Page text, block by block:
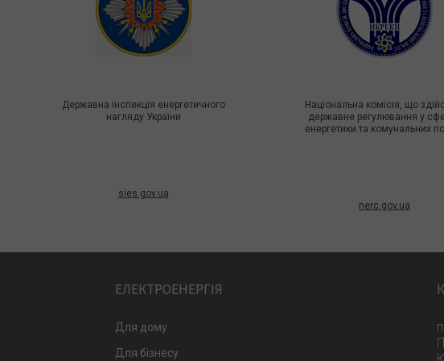
Державна інспекція енергетичного
нагляду України
sies.gov.ua
Національна комісія, що
державне регулювання у
енергетики та комунальних
nerc.gov.ua
ЕЛЕКТРОЕНЕРГІЯ
Для дому
Для бізнесу